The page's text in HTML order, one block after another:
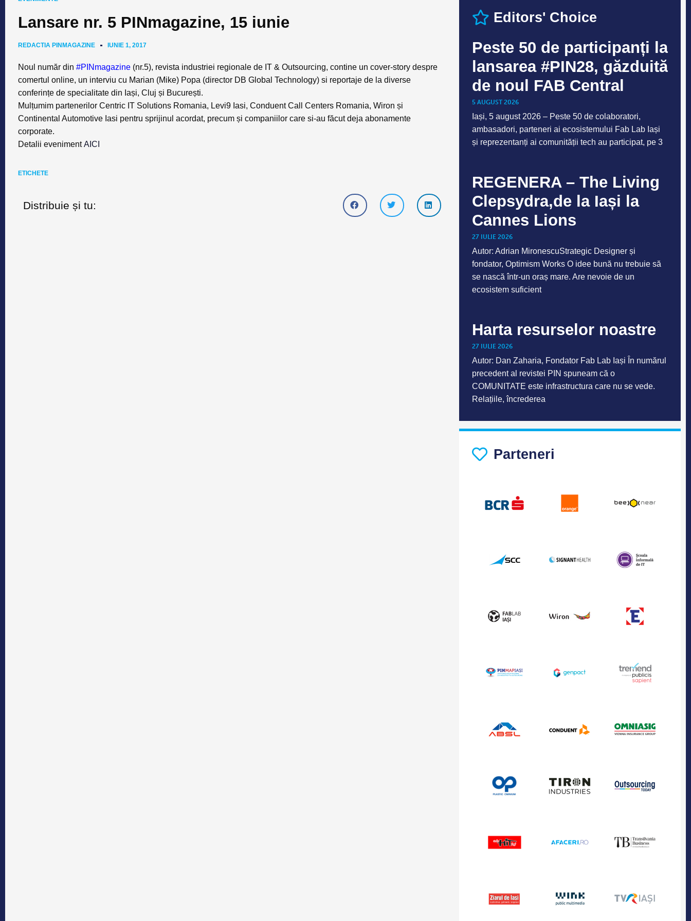
Lansare nr. 5 PINmagazine, 15 iunie
REDACTIA PINMAGAZINE IUNIE 1, 2017
Noul număr din #PINmagazine (nr.5), revista industriei regionale de IT & Outsourcing, contine un cover-story despre
comertul online, un interviu cu Marian (Mike) Popa (director DB Global Technology) si reportaje de la diverse
conferințe de specialitate din Iași, Cluj și București.
Mulțumim partenerilor Centric IT Solutions Romania, Levi9 Iasi, Conduent Call Centers Romania, Wiron și
Continental Automotive Iasi pentru sprijinul acordat, precum și companiilor care si-au făcut deja abonamente
corporate.
Detalii evenimentAICI
ETICHETE
Distribuie și tu:
Editors' Choice
Peste 50 de participanți la
lansarea #PIN28, găzduită
de noul FAB Central
5 AUGUST 2026
Iași, 5 august 2026 – Peste 50 de colaboratori,
ambasadori, parteneri ai ecosistemului Fab Lab Iași
și reprezentanți ai comunității tech au participat, pe 3
REGENERA – The Living
Clepsydra,de la Iași la
Cannes Lions
27 IULIE 2026
Autor: Adrian MironescuStrategic Designer și
fondator, Optimism Works O idee bună nu trebuie să
se nască într-un oraș mare. Are nevoie de un
ecosistem suficient
Harta resurselor noastre
27 IULIE 2026
Autor: Dan Zaharia, Fondator Fab Lab Iași În numărul
precedent al revistei PIN spuneam că o
COMUNITATE este infrastructura care nu se vede.
Relațiile, încrederea
Parteneri